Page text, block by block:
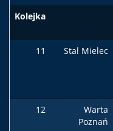
Kolejka
11 Stal Mielec
12
Warta
Poznań